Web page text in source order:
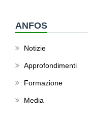
ANFOS
Notizie
Approfondimenti
Formazione
Media